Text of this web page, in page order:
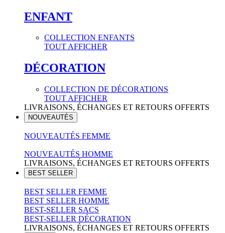
ENFANT
COLLECTION ENFANTS
TOUT AFFICHER
DÉCORATION
COLLECTION DE DÉCORATIONS
TOUT AFFICHER
LIVRAISONS, ÉCHANGES ET RETOURS OFFERTS
NOUVEAUTÉS
NOUVEAUTÉS FEMME
NOUVEAUTÉS HOMME
LIVRAISONS, ÉCHANGES ET RETOURS OFFERTS
BEST SELLER
BEST SELLER FEMME
BEST SELLER HOMME
BEST-SELLER SACS
BEST-SELLER DÉCORATION
LIVRAISONS, ÉCHANGES ET RETOURS OFFERTS